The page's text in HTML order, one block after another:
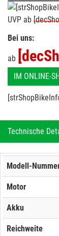
UVP ab
Bei uns:
ab
IM ONLINE-
Technische
Modell-
Motor
Akku
Reichweite